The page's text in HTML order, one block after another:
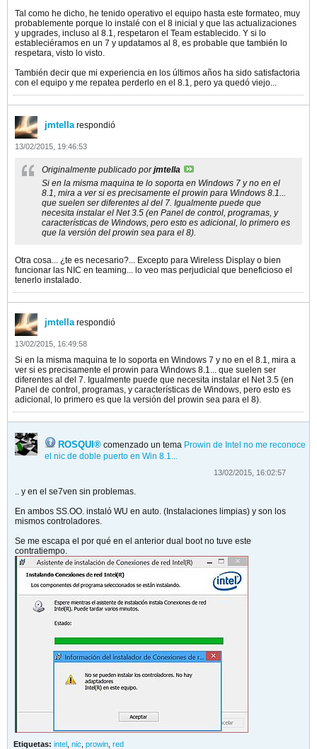
Tal como he dicho, he tenido operativo el equipo hasta este formateo, muy
probablemente porque lo instalé con el 8 inicial y que las actualizaciones
y upgrades, incluso al 8.1, respetaron el Team establecido. Y si lo
estableciéramos en un 7 y updatamos al 8, es probable que también lo
respetara, visto lo visto.
También decir que mi experiencia en los últimos años ha sido satisfactoria
con el equipo y me repatea perderlo en el 8.1, pero ya quedó viejo...
jmtellarespondió
13/02/2015, 19:46:53
Originalmente publicado porjmtella
Si en la misma maquina te lo soporta en Windows 7 y no en el
8.1, mira a ver si es precisamente el prowin para Windows 8.1...
que suelen ser diferentes al del 7. Igualmente puede que
necesita instalar el Net 3.5 (en Panel de control, programas, y
características de Windows, pero esto es adicional, lo primero es
que la versión del prowin sea para el 8).
Otra cosa... ¿te es necesario?... Excepto para Wireless Display o bien
funcionar las NIC en teaming... lo veo mas perjudicial que beneficioso el
tenerlo instalado.
jmtellarespondió
13/02/2015, 16:49:58
Si en la misma maquina te lo soporta en Windows 7 y no en el 8.1, mira a
ver si es precisamente el prowin para Windows 8.1... que suelen ser
diferentes al del 7. Igualmente puede que necesita instalar el Net 3.5 (en
Panel de control, programas, y características de Windows, pero esto es
adicional, lo primero es que la versión del prowin sea para el 8).
ROSQUI® comenzado un tema Prowin de Intel no me reconoce
el nic de doble puerto en Win 8.1...
13/02/2015, 16:02:57
.. y en el se7ven sin problemas.
En ambos SS.OO. instaló WU en auto. (Instalaciones limpias) y son los
mismos controladores.
Se me escapa el por qué en el anterior dual boot no tuve este
contratiempo.
Etiquetas: intel nic prowin red